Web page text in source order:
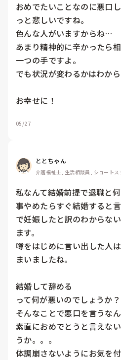
おめでたいことなのに悪口
っと悲しいですね。
色んな人がいますからね…
あまり精神的に辛かったら
一つの手ですよ。
でも状況が変わるかはわか
お幸せに！
05/27
ととちゃん
介護福祉士, 生活相談員, ショート
私なんて結婚前提で退職と
事やめたらすぐ結婚すると
で妊娠したと訳のわからな
ます。
噂をはじめに言い出した人
まいましたね。
結婚して辞める
って何が悪いのでしょうか？
そんなことで悪口を言うな
素直におめでとうと言えな
うか。。。
体調崩さないようにお気を